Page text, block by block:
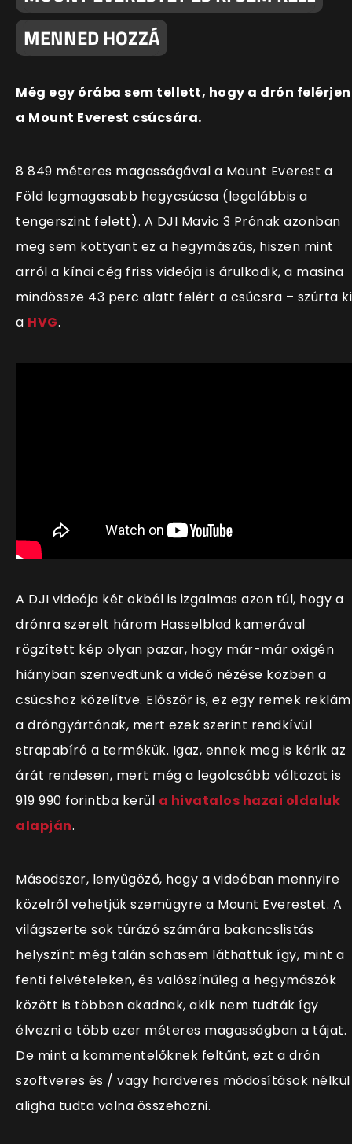
MENNED HOZZÁ
Még egy órába sem tellett, hogy a drón felérjen
a Mount Everest csúcsára.
8 849 méteres magasságával a Mount Everest a
Föld legmagasabb hegycsúcsa (legalábbis a
tengerszint felett). A DJI Mavic 3 Prónak azonban
meg sem kottyant ez a hegymászás, hiszen mint
arról a kínai cég friss videója is árulkodik, a masina
mindössze 43 perc alatt felért a csúcsra – szúrta ki
a HVG.
A DJI videója két okból is izgalmas azon túl, hogy a
drónra szerelt három Hasselblad kamerával
rögzített kép olyan pazar, hogy már-már oxigén
hiányban szenvedtünk a videó nézése közben a
csúcshoz közelítve. Először is, ez egy remek reklám
a dróngyártónak, mert ezek szerint rendkívül
strapabíró a termékük. Igaz, ennek meg is kérik az
árát rendesen, mert még a legolcsóbb változat is
919 990 forintba kerül a hivatalos hazai oldaluk
alapján.
Másodszor, lenyűgöző, hogy a videóban mennyire
közelről vehetjük szemügyre a Mount Everestet. A
világszerte sok túrázó számára bakancslistás
helyszínt még talán sohasem láthattuk így, mint a
fenti felvételeken, és valószínűleg a hegymászók
között is többen akadnak, akik nem tudták így
élvezni a több ezer méteres magasságban a tájat.
De mint a kommentelőknek feltűnt, ezt a drón
szoftveres és / vagy hardveres módosítások nélkül
aligha tudta volna összehozni.